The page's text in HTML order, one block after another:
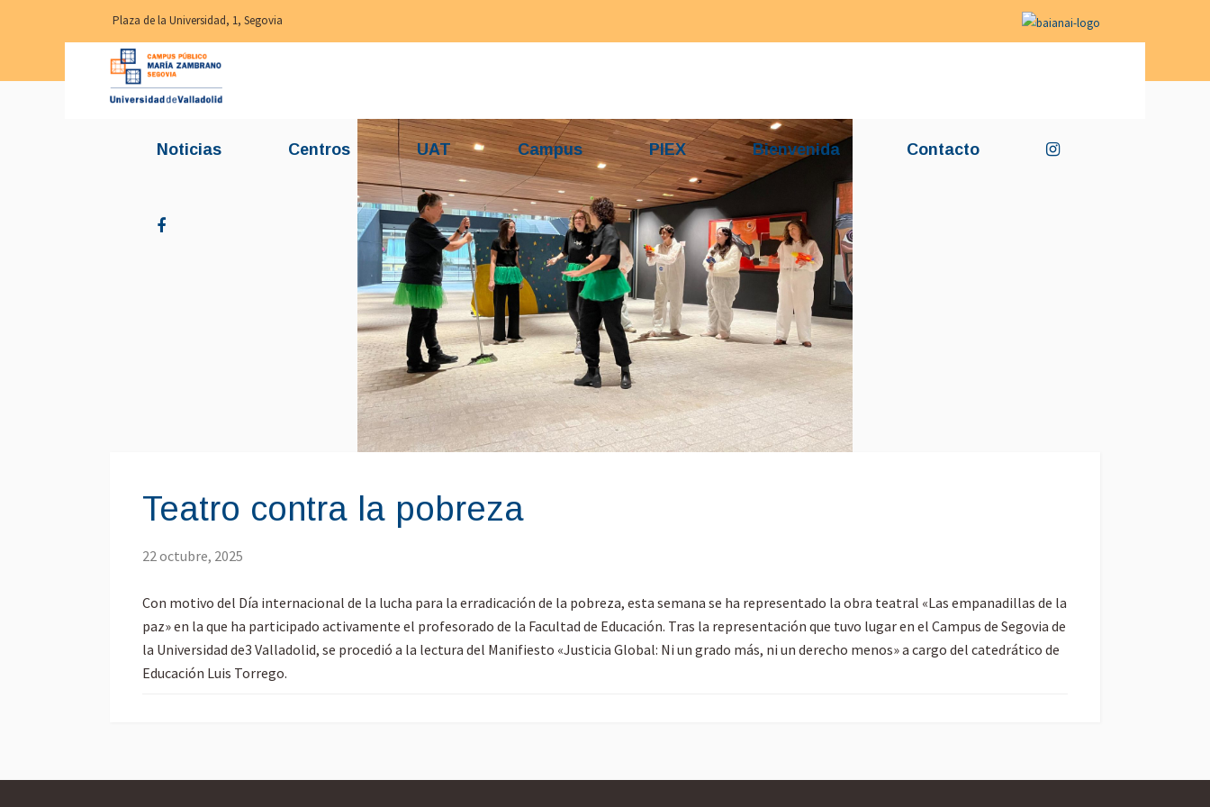
Plaza de la Universidad, 1, Segovia
Noticias Centros UAT Campus PIEX Bienvenida Contacto
Teatro contra la pobreza
22 octubre, 2025
Con motivo del Día internacional de la lucha para la erradicación de la pobreza, esta semana se ha representado la obra teatral «Las empanadillas de la
paz» en la que ha participado activamente el profesorado de la Facultad de Educación. Tras la representación que tuvo lugar en el Campus de Segovia de
la Universidad de3 Valladolid, se procedió a la lectura del Manifiesto «Justicia Global: Ni un grado más, ni un derecho menos» a cargo del catedrático de
Educación Luis Torrego.